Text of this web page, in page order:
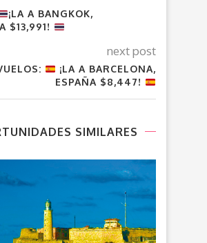
¡LA A BANGKOK,
$13,991!
next post
¡LA A BARCELONA,
ESPAÑA $8,447!
SIMILARES